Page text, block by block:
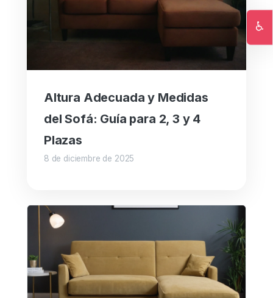
Altura Adecuada y Medidas
del Sofá: Guía para 2, 3 y 4
Plazas
8 de diciembre de 2025
♿